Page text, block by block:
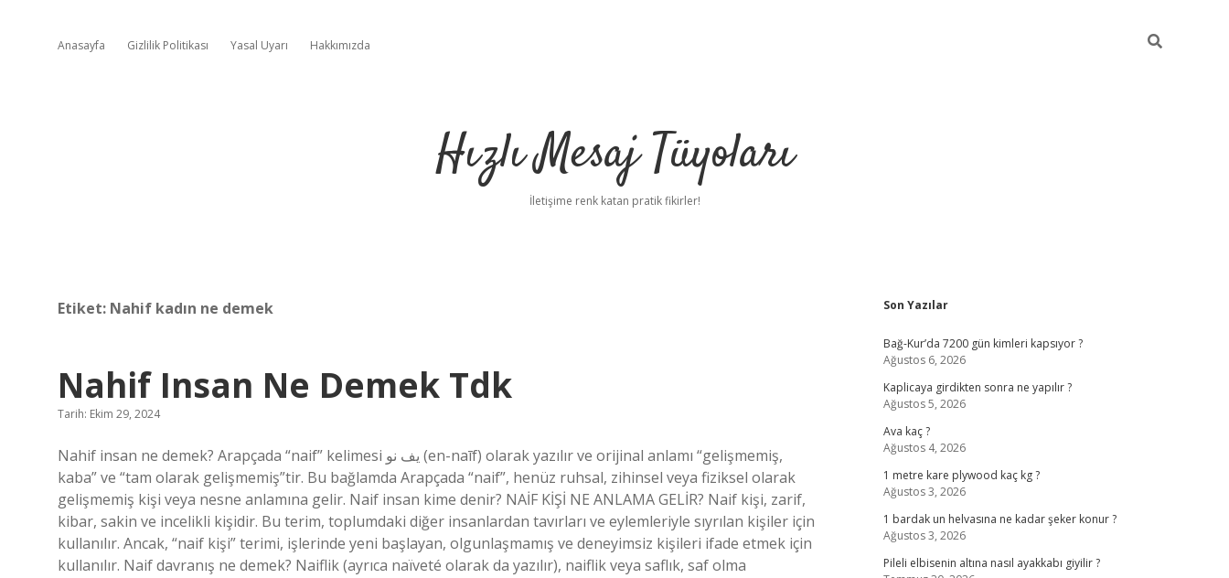
Anasayfa Gizlilik Politikası Yasal Uyarı Hakkımızda
Hızlı Mesaj Tüyoları
İletişime renk katan pratik fikirler!
Etiket: Nahif kadın ne demek
Nahif Insan Ne Demek Tdk
Tarih: Ekim 29, 2024
Nahif insan ne demek? Arapçada “naif” kelimesi يف نو (en-naīf) olarak yazılır ve orijinal anlamı “gelişmemiş,
kaba” ve “tam olarak gelişmemiş”tir. Bu bağlamda Arapçada “naif”, henüz ruhsal, zihinsel veya fiziksel olarak
gelişmemiş kişi veya nesne anlamına gelir. Naif insan kime denir? NAİF KİŞİ NE ANLAMA GELİR? Naif kişi, zarif,
kibar, sakin ve incelikli kişidir. Bu terim, toplumdaki diğer insanlardan tavırları ve eylemleriyle sıyrılan kişiler için
kullanılır. Ancak, “naif kişi” terimi, işlerinde yeni başlayan, olgunlaşmamış ve deneyimsiz kişileri ifade etmek için
kullanılır. Naif davranış ne demek? Naiflik (ayrıca naïveté olarak da yazılır), naiflik veya saflık, saf olma
Sidebar
Son Yazılar
Bağ-Kur’da 7200 gün kimleri kapsıyor ?
Ağustos 6, 2026
Kaplicaya girdikten sonra ne yapılır ?
Ağustos 5, 2026
Ava kaç ?
Ağustos 4, 2026
1 metre kare plywood kaç kg ?
Ağustos 3, 2026
1 bardak un helvasına ne kadar şeker konur ?
Ağustos 3, 2026
Pileli elbisenin altına nasıl ayakkabı giyilir ?